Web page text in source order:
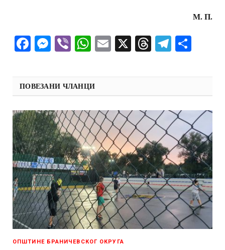
М. П.
Facebook
Messenger
ViberWhatsApp
Email
X Threads
ПОВЕЗАНИ ЧЛАНЦИ
ОПШТИНЕ БРАНИЧЕВСКОГ ОКРУГА